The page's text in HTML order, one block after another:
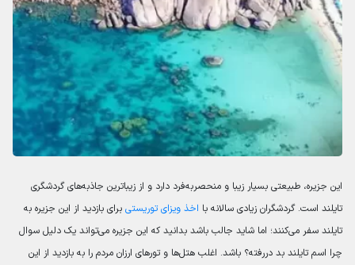
این جزیره، طبیعتی بسیار زیبا و منحصربه‌فرد دارد و از زیباترین جاذبه‌های گردشگری
تایلند است. گردشگران زیادی سالانه با اخذ ویزای توریستی برای بازدید از این جزیره به
تایلند سفر می‌کنند؛ اما شاید جالب باشد بدانید که این جزیره می‌تواند یک دلیل سوال
چرا اسم تایلند بد دررفته؟ باشد. اغلب هتل‌ها و تورهای ارزان مردم را به بازدید از این